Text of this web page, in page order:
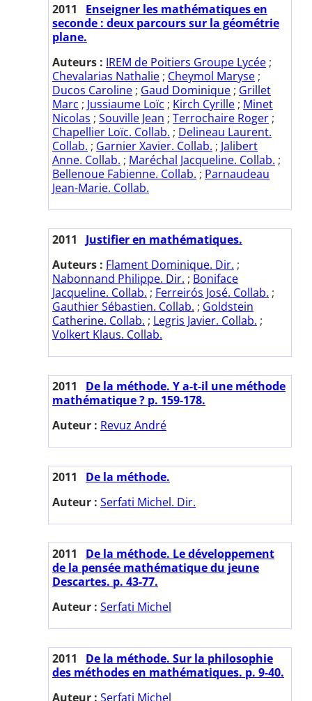
2011
Enseigner les mathématiques en
seconde : deux parcours sur la géométrie
plane.
Auteurs : IREM de Poitiers Groupe Lycée ;
Chevalarias Nathalie ; Cheymol Maryse ;
Ducos Caroline ; Gaud Dominique ; Grillet
Marc ; Jussiaume Loïc ; Kirch Cyrille ; Minet
Nicolas ; Souville Jean ; Terrochaire Roger ;
Chapellier Loïc. Collab. ; Delineau Laurent.
Collab. ; Garnier Xavier. Collab. ; Jalibert
Anne. Collab. ; Maréchal Jacqueline. Collab. ;
Bellenoue Fabienne. Collab. ; Parnaudeau
Jean-Marie. Collab.
2011
Justifier en mathématiques.
Auteurs : Flament Dominique. Dir. ;
Nabonnand Philippe. Dir. ; Boniface
Jacqueline. Collab. ; Ferreirós José. Collab. ;
Gauthier Sébastien. Collab. ; Goldstein
Catherine. Collab. ; Legris Javier. Collab. ;
Volkert Klaus. Collab.
2011
De la méthode. Y a-t-il une méthode
mathématique ? p. 159-178.
Auteur : Revuz André
2011
De la méthode.
Auteur : Serfati Michel. Dir.
2011
De la méthode. Le développement
de la pensée mathématique du jeune
Descartes. p. 43-77.
Auteur : Serfati Michel
2011
De la méthode. Sur la philosophie
des méthodes en mathématiques. p. 9-40.
Auteur : Serfati Michel